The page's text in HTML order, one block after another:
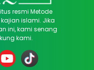
resmi Metode
islami. Jika
ini, kami senang
kami.